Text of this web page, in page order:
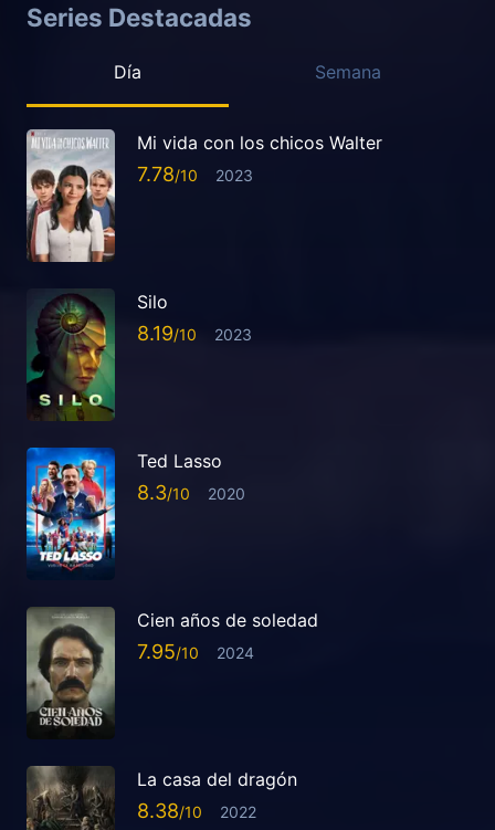
Series Destacadas
Día Semana
Mi vida con los chicos Walter
7.78 2023
Silo
8.19 2023
Ted Lasso
8.3 2020
Cien años de soledad
7.95 2024
La casa del dragón
8.38 2022